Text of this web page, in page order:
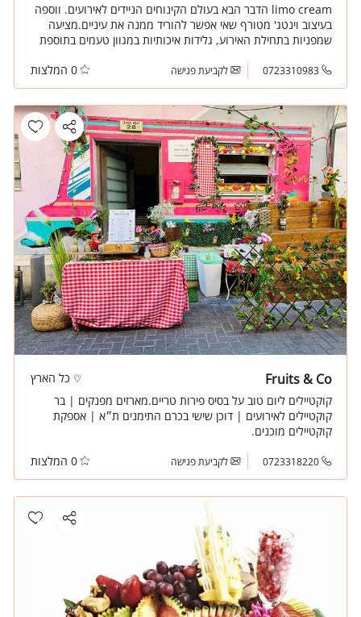
limo cream הדבר הבא בעולם הקינוחים הניידים לאירועים. ווספה
בעיצוב וינטג' מטורף שאי אפשר להוריד ממנה את עיניים.מציעה
שמפניות בתחילת האירוע, גלידות איכותיות במגוון טעמים בתוספת
לצאת עם טעם מתוק.
0723310983 לקביעת פגישה 0 המלצות
Fruits & Co
כל הארץ
קוקטיילים ליום טוב על בסיס פירות טריים.מארזים מפנקים | בר
קוקטיילים לאירועים | דוכן שישי בכרם התימנים ת״א | אספקת
קוקטיילים מוכנים.
0723318220 לקביעת פגישה 0 המלצות